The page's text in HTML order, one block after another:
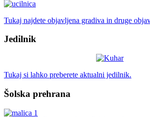
Tukaj najdete objavljena gradiva in druge
Jedilnik
Tukaj si lahko preberete aktualni jedilnik.
Šolska prehrana